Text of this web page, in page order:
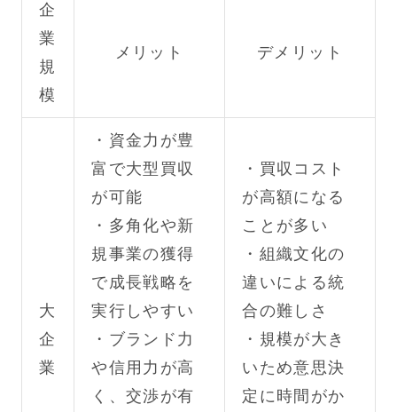
企
業
規
模
メリット デメリット
大
企
業
・資金力が豊
富で大型買収
が可能
・多角化や新
規事業の獲得
で成長戦略を
実行しやすい
・ブランド力
や信用力が高
く、交渉が有
・買収コスト
が高額になる
ことが多い
・組織文化の
違いによる統
合の難しさ
・規模が大き
いため意思決
定に時間がか